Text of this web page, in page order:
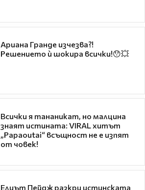
Ариана Гранде изчезва?!
Решението ѝ шокира всички!😯💥
Всички я тананикат, но малцина
знаят истината: VIRAL хитът
„Papaoutai“ всъщност не е изпят
от човек!
Елиът Пейдж разкри истинската